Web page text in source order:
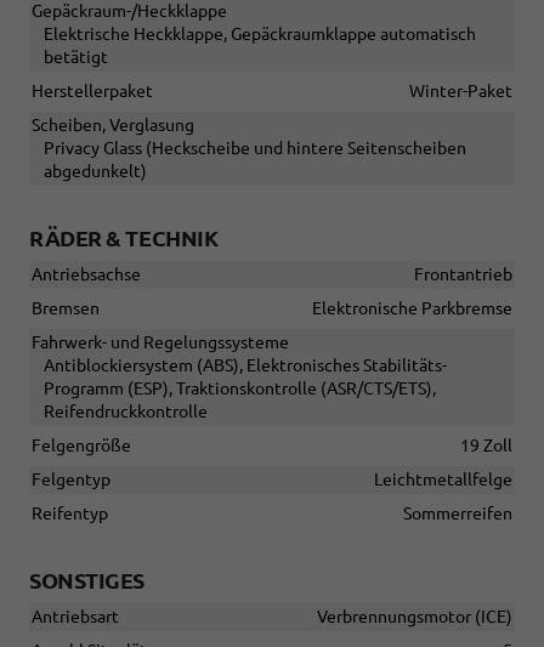
Gepäckraum-/Heckklappe
Elektrische Heckklappe, Gepäckraumklappe automatisch
betätigt
Herstellerpaket
Winter-Paket
Scheiben, Verglasung
Privacy Glass (Heckscheibe und hintere Seitenscheiben
abgedunkelt)
RÄDER & TECHNIK
Antriebsachse
Frontantrieb
Bremsen
Elektronische Parkbremse
Fahrwerk- und Regelungssysteme
Antiblockiersystem (ABS), Elektronisches Stabilitäts-
Programm (ESP), Traktionskontrolle (ASR/CTS/ETS),
Reifendruckkontrolle
Felgengröße
19 Zoll
Felgentyp
Leichtmetallfelge
Reifentyp
Sommerreifen
SONSTIGES
Antriebsart
Verbrennungsmotor (ICE)